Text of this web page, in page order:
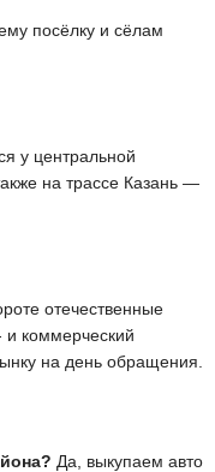
посёлку и сёлам
у центральной
на трассе Казань —
отечественные
коммерческий
на день обращения.
Да, выкупаем авто